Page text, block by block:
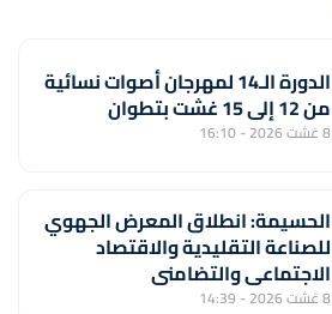
الدورة الـ14 لمهرجان أصوات نسائية
من 12 إلى 15 غشت بتطوان
8 غشت 2026 - 16:10
الحسيمة: انطلاق المعرض الجهوي
للصناعة التقليدية والاقتصاد
الاجتماعي والتضامني
8 غشت 2026 - 14:39